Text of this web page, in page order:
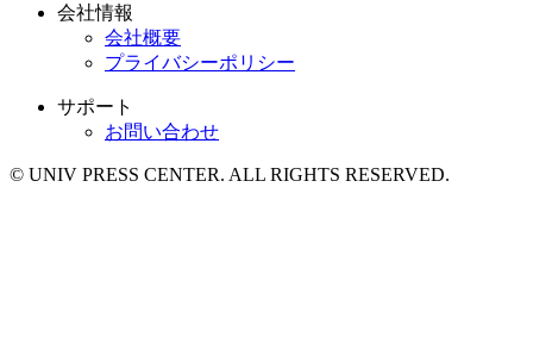
会社情報
会社概要
プライバシーポリシー
サポート
お問い合わせ
© UNIV PRESS CENTER. ALL RIGHTS RESERVED.